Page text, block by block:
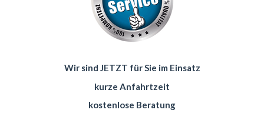
Wir sind JETZT für Sie im Einsatz
kurze Anfahrtzeit
kostenlose Beratung